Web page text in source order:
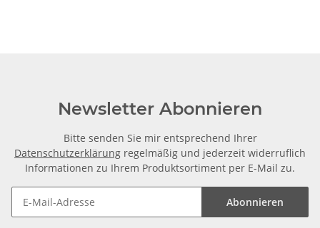
Newsletter Abonnieren
Bitte senden Sie mir entsprechend Ihrer
Datenschutzerklärung regelmäßig und jederzeit widerruflich
Informationen zu Ihrem Produktsortiment per E-Mail zu.
Abonnieren